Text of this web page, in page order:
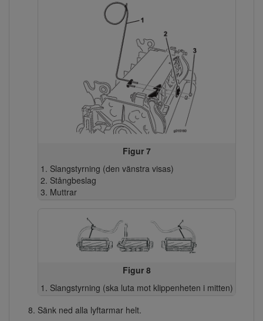
Figur 7
Slangstyrning (den vänstra visas)
Stångbeslag
Muttrar
Figur 8
Slangstyrning (ska luta mot klippenheten i mitten)
Sänk ned alla lyftarmar helt.